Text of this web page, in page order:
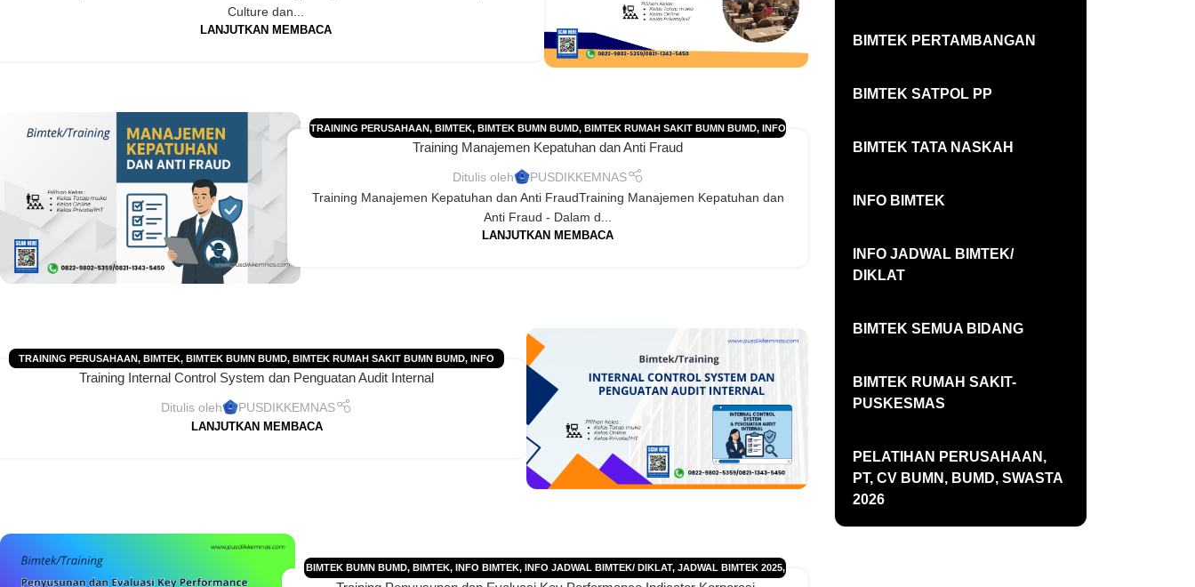
Culture dan...
LANJUTKAN MEMBACA
TRAINING PERUSAHAAN, BIMTEK, BIMTEK BUMN BUMD, BIMTEK RUMAH SAKIT BUMN BUMD, INFO
INFO JADWAL BIMTEK/ DIKLAT,JADWAL PELATIHAN 2025, JADWAL PELATIHAN 2026
JADWAL TRAINING 2026 PELATIHAN PERUSAHAAN-PT-CV
TRAINING
Training Manajemen Kepatuhan dan Anti Fraud
Ditulis oleh
PUSDIKKEMNAS
Training Manajemen Kepatuhan dan Anti FraudTraining Manajemen Kepatuhan dan
Anti Fraud - Dalam d...
LANJUTKAN MEMBACA
TRAINING PERUSAHAAN,BIMTEK,BIMTEK BUMN BUMD,BIMTEK RUMAH SAKIT BUMN BUMD,INFO
INFO JADWAL BIMTEK/ DIKLAT ,JADWAL BIMTEK 2025,JADWAL BIMTEK 2026
JADWAL PELATIHAN 2026 JADWAL TRAINING 2025
PELATIHAN PERUSAHAAN-PT-CV
Training Internal Control System dan Penguatan Audit Internal
Ditulis oleh PUSDIKKEMNAS
LANJUTKAN MEMBACA
BIMTEK BUMN BUMD, BIMTEK, INFO BIMTEK, INFO JADWAL BIMTEK/ DIKLAT, JADWAL BIMTEK 2025,
BIMTEK PERTAMBANGAN
BIMTEK SATPOL PP
BIMTEK TATA NASKAH
INFO BIMTEK
INFO JADWAL BIMTEK/
DIKLAT
BIMTEK SEMUA BIDANG
BIMTEK RUMAH SAKIT-
PUSKESMAS
PELATIHAN PERUSAHAAN,
PT, CV BUMN, BUMD, SWASTA
2026